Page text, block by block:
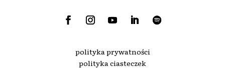
polityka prywatności
polityka ciasteczek